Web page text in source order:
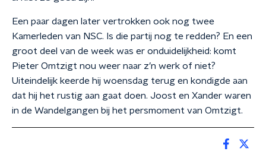
Een paar dagen later vertrokken ook nog twee
Kamerleden van NSC. Is die partij nog te redden? En een
groot deel van de week was er onduidelijkheid: komt
Pieter Omtzigt nou weer naar z’n werk of niet?
Uiteindelijk keerde hij woensdag terug en kondigde aan
dat hij het rustig aan gaat doen. Joost en Xander waren
in de Wandelgangen bij het persmoment van Omtzigt.